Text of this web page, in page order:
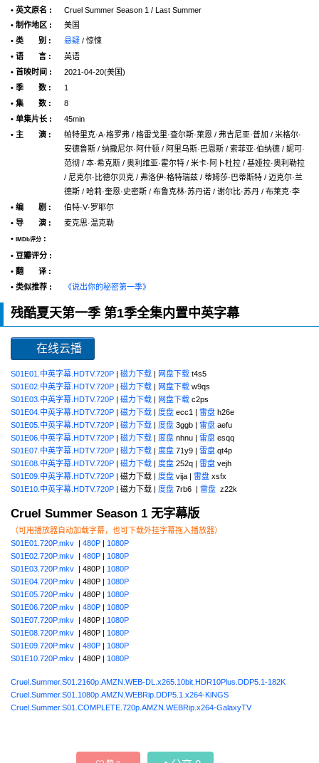
• 英文原名 :
Cruel Summer Season 1 / Last Summer
• 制作地区 :
美国
• 类 别 :
悬疑 / 惊悚
• 语 言 :
英语
• 首映时间 :
2021-04-20(美国)
• 季 数 :
1
• 集 数 :
8
• 单集片长 :
45min
• 主 演 :
帕特里克·A·格罗弗 / 格雷戈里·查尔斯·莱恩 / 弗吉尼亚·普加 / 米格尔·
安德鲁斯 / 纳撒尼尔·阿什顿 / 阿里乌斯·巴恩斯 / 索菲亚·伯纳德 / 妮可·
范彻 / 本·希克斯 / 奥利维亚·霍尔特 / 米卡·阿卜杜拉 / 基娅拉·奥利勒拉
/ 尼克尔·比德尔贝克 / 弗洛伊·格特瑞兹 / 蒂姆莎·巴蒂斯特 / 迈克尔·兰
德斯 / 哈莉·奎恩·史密斯 / 布鲁克林·苏丹诺 / 谢尔比·苏丹 / 布莱克·李
• 编 剧 :
伯特·V·罗耶尔
• 导 演 :
麦克思·温克勒
•
IMDb评分 :
• 豆瓣评分 :
• 翻 译 :
• 类似推荐 :
《说出你的秘密第一季》
残酷夏天第一季 第1季全集内置中英字幕
在线云播
S01E01.中英字幕.HDTV.720P | 磁力下载 | 网盘下载 t4s5
S01E02.中英字幕.HDTV.720P | 磁力下载 | 网盘下载 w9qs
S01E03.中英字幕.HDTV.720P | 磁力下载 | 网盘下载 c2ps
S01E04.中英字幕.HDTV.720P | 磁力下载 | 度盘 ecc1 | 雷盘 h26e
S01E05.中英字幕.HDTV.720P | 磁力下载 | 度盘 3ggb | 雷盘 aefu
S01E06.中英字幕.HDTV.720P | 磁力下载 | 度盘 nhnu | 雷盘 esqq
S01E07.中英字幕.HDTV.720P | 磁力下载 | 度盘 71y9 | 雷盘 qt4p
S01E08.中英字幕.HDTV.720P | 磁力下载 | 度盘 252q | 雷盘 vejh
S01E09.中英字幕.HDTV.720P | 磁力下载 | 度盘 vija | 雷盘 xsfx
S01E10.中英字幕.HDTV.720P | 磁力下载 | 度盘 7rb6 | 雷盘 z22k
Cruel Summer Season 1 无字幕版
（可用播放器自动加载字幕，也可下载外挂字幕拖入播放器）
S01E01.720P.mkv | 480P | 1080P
S01E02.720P.mkv | 480P | 1080P
S01E03.720P.mkv | 480P | 1080P
S01E04.720P.mkv | 480P | 1080P
S01E05.720P.mkv | 480P | 1080P
S01E06.720P.mkv | 480P | 1080P
S01E07.720P.mkv | 480P | 1080P
S01E08.720P.mkv | 480P | 1080P
S01E09.720P.mkv | 480P | 1080P
S01E10.720P.mkv | 480P | 1080P
Cruel.Summer.S01.2160p.AMZN.WEB-DL.x265.10bit.HDR10Plus.DDP5.1-182K
Cruel.Summer.S01.1080p.AMZN.WEBRip.DDP5.1.x264-KiNGS
Cruel.Summer.S01.COMPLETE.720p.AMZN.WEBRip.x264-GalaxyTV